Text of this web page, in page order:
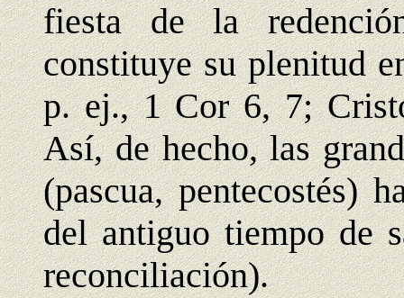
fiesta de la
constituye su plenitud
p. ej., 1 Cor 6, 7;
Así, de hecho, las
(pascua, pentecostés)
del antiguo tiempo de
reconciliación).